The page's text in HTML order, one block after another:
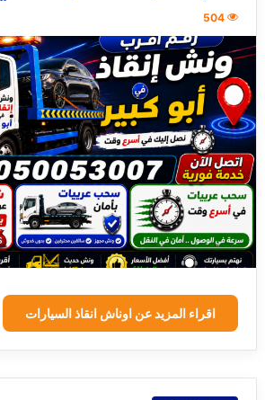
504
اقراء المزيد عن اوناش انقاذ السيارات